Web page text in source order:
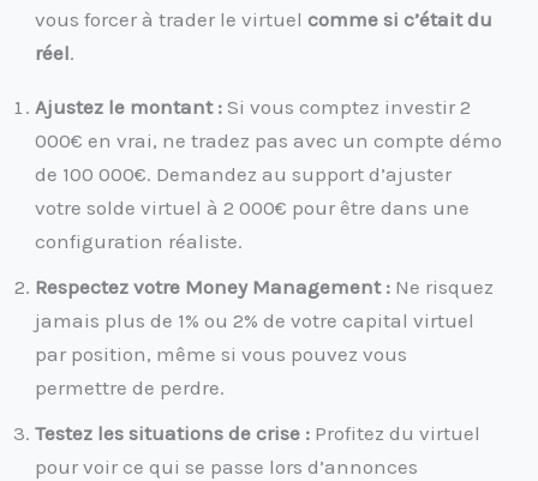
vous forcer à trader le virtuelcomme si c’était du
réel.
Ajustez le montant : Si vous comptez investir 2
000€ en vrai, ne tradez pas avec un compte démo
de 100 000€. Demandez au support d’ajuster
votre solde virtuel à 2 000€ pour être dans une
configuration réaliste.
Respectez votre Money Management : Ne risquez
jamais plus de 1% ou 2% de votre capital virtuel
par position, même si vous pouvez vous
permettre de perdre.
Testez les situations de crise : Profitez du virtuel
pour voir ce qui se passe lors d’annonces